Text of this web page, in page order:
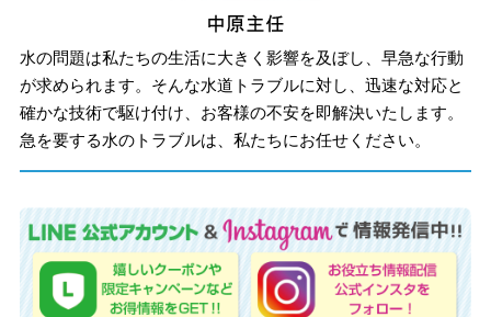
水の問題は私たちの生活に大きく影響を及ぼし、早急な行動
が求められます。そんな水道トラブルに対し、迅速な対応と
確かな技術で駆け付け、お客様の不安を即解決いたします。
急を要する水のトラブルは、私たちにお任せください。